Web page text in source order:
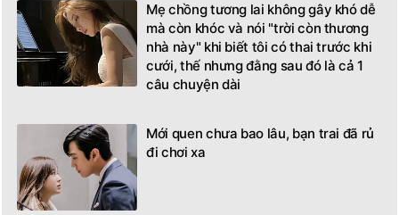
Mẹ chồng tương lai không gây khó dễ
mà còn khóc và nói "trời còn thương
nhà này" khi biết tôi có thai trước khi
cưới, thế nhưng đằng sau đó là cả 1
câu chuyện dài
Mới quen chưa bao lâu, bạn trai đã rủ
đi chơi xa